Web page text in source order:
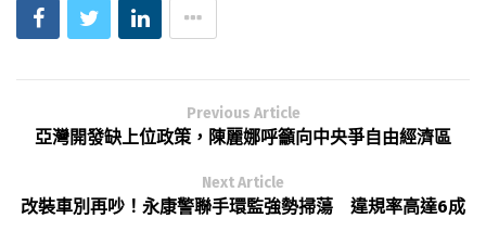
Previous Article
亞灣開發缺上位政策，陳麗娜呼籲向中央爭自由經濟區
Next Article
改裝車別再吵！永康警聯手環監強勢掃蕩 違規率高達6成